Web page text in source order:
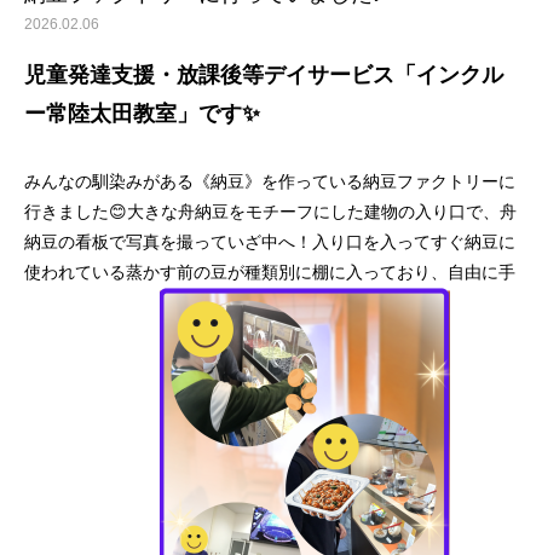
2026.02.06
児童発達支援・放課後等デイサービス「インクル
ー常陸太田教室」です✨
みんなの馴染みがある《納豆》を作っている納豆ファクトリーに
行きました😊大きな舟納豆をモチーフにした建物の入り口で、舟
納豆の看板で写真を撮っていざ中へ！入り口を入ってすぐ納豆に
使われている蒸かす前の豆が種類別に棚に入っており、自由に手